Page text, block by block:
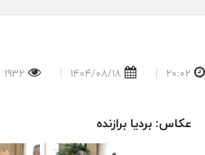
20:02
1404/08/18
1932
عکاس: بردیا برازنده